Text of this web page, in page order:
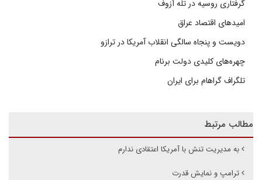
گرفتاری روسیه در تله آزوف
امیدهای اقتصاد عراق
دویست و پنجاه سالگی انقلاب آمریکا در ترازو
چهره‌های کلیدی دولت برنام
تلگراف گراهام برای ایران
مطالب مرتبط
به مدیریت تنش با آمریکا اعتقادی ندارم
ترامپ و نمایش قدرت